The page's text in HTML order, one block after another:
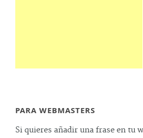
PARA WEBMASTERS
Si quieres añadir una frase en tu